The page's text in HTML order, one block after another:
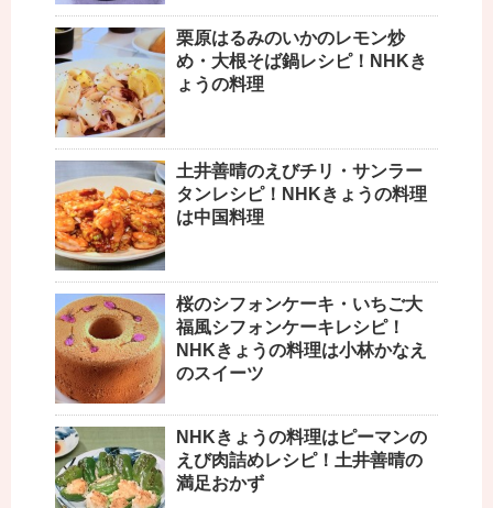
栗原はるみのいかのレモン炒
め・大根そば鍋レシピ！NHKき
ょうの料理
土井善晴のえびチリ・サンラー
タンレシピ！NHKきょうの料理
は中国料理
桜のシフォンケーキ・いちご大
福風シフォンケーキレシピ！
NHKきょうの料理は小林かなえ
のスイーツ
NHKきょうの料理はピーマンの
えび肉詰めレシピ！土井善晴の
満足おかず